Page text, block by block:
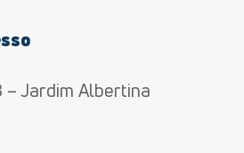
– Jardim Albertina